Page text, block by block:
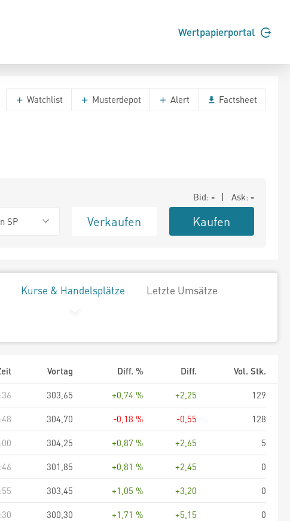
Wertpapierportal
Watchlist Musterdepot Alert Factsheet
Bid: - | Ask: -
SP Verkaufen Kaufen
Kurse & Handelsplätze Letzte Umsätze
Vortag Diff. % Diff.
Vol. Stk.
303,65 +0,74 % +2,25
129
304,70 -0,18 % -0,55
128
304,25 +0,87 % +2,65
5
301,85 +0,81 % +2,45
0
303,45 +1,05 % +3,20
0
300,30 +1,71 % +5,15
0